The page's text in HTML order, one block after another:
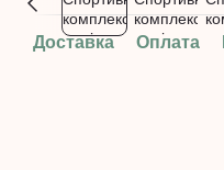
Доставка Оплата